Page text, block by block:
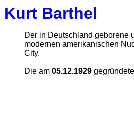
Kurt Barthel
Der in Deutschland geborene
modernen amerikanischen
City.
Die am 05.12.1929